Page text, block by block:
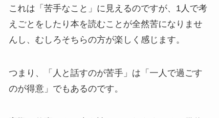
これは「苦手なこと」に見えるのですが、1人で考
えごとをしたり本を読むことが全然苦になりませ
んし、むしろそちらの方が楽しく感じます。
つまり、「人と話すのが苦手」は「一人で過ごす
のが得意」でもあるのです。